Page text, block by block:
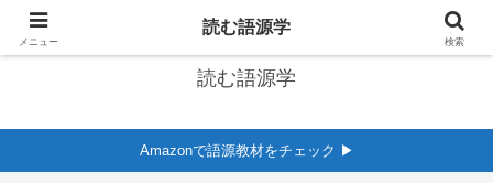
英語の語源学習サイト
読む語源学
Amazonで語源教材をチェック ▶︎
メニュー
読む語源学
検索